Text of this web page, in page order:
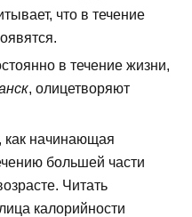
что в течение
в течение жизни,
, олицетворяют
как начинающая
большей части
Читать
калорийности